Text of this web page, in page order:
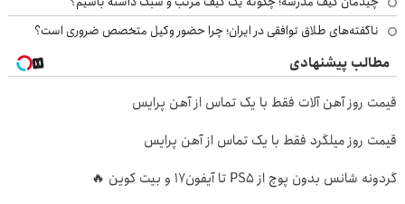
ناگفته‌های طلاق توافقی در ایران؛ چرا حضور وکیل متخصص ضروری است؟
مطالب پیشنهادی
قیمت روز آهن آلات فقط با یک تماس از آهن پرایس
قیمت روز میلگرد فقط با یک تماس از آهن پرایس
گردونه شانس بدون پوچ از PS5 تا آیفون17 و بیت کوین 🔥